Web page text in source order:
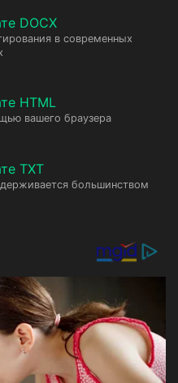
DOCX
в современных
HTML
вашего браузера
TXT
большинством